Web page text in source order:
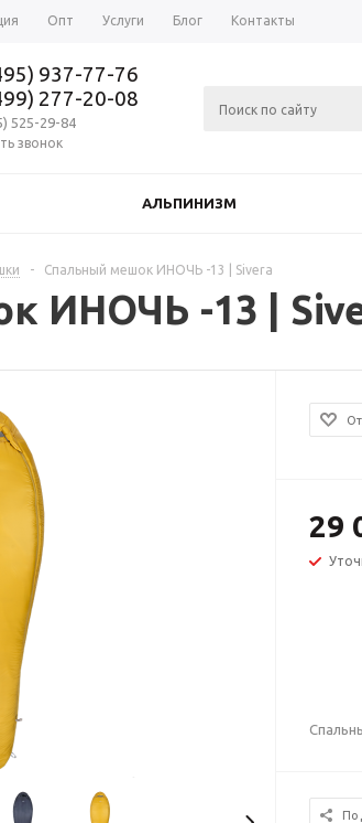
Опт Услуги Блог Контакты
937-77-76
277-20-08
525-29-84
звонок
АЛЬПИНИЗМ
- Спальный мешок ИНОЧЬ -13 | Sivera
ИНОЧЬ -13 |
29